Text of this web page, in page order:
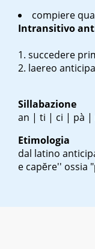
compiere
Intransitivo
succedere
laereo
Sillabazione
an | ti | ci | pà |
Etimologia
dal latino
e capĕre'' ossia